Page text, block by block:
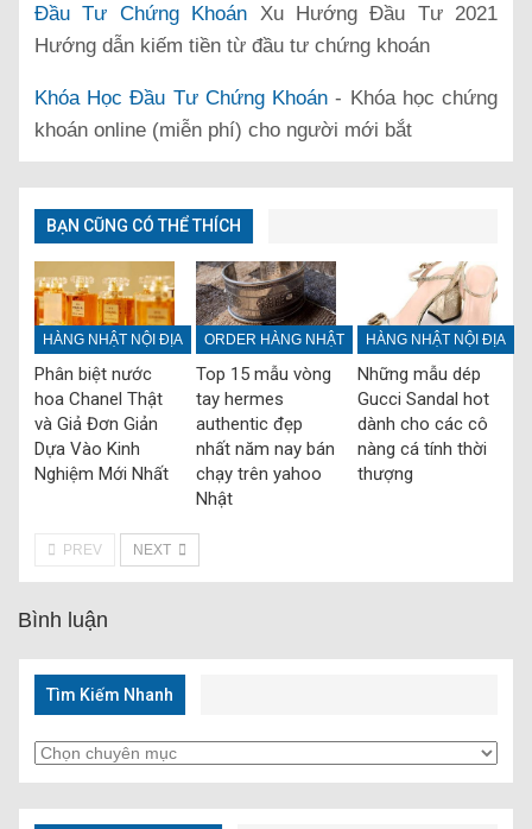
Đầu Tư Chứng Khoán Xu Hướng Đầu Tư 2021
Hướng dẫn kiếm tiền từ đầu tư chứng khoán
Khóa Học Đầu Tư Chứng Khoán - Khóa học chứng
khoán online (miễn phí) cho người mới bắt
BẠN CŨNG CÓ THỂ THÍCH
HÀNG NHẬT NỘI ĐỊA
Phân biệt nước
hoa Chanel Thật
và Giả Đơn Giản
Dựa Vào Kinh
Nghiệm Mới Nhất
ORDER HÀNG NHẬT
Top 15 mẫu vòng
tay hermes
authentic đẹp
nhất năm nay bán
chạy trên yahoo
Nhật
HÀNG NHẬT NỘI ĐỊA
Những mẫu dép
Gucci Sandal hot
dành cho các cô
nàng cá tính thời
thượng
PREV NEXT
Bình luận
Tìm Kiếm Nhanh
Tìm
Kiếm
Nhanh